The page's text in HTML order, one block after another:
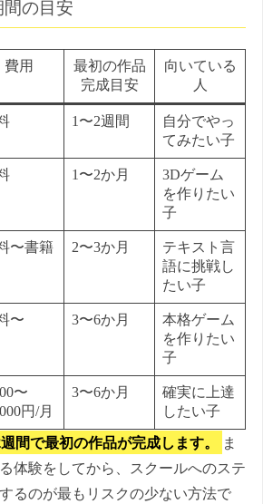
の目安
費用
最初の作品
完成目安
向いている
人
1〜2週間
自分でやっ
てみたい子
1〜2か月
3Dゲーム
を作りたい
子
〜書籍
2〜3か月
テキスト言
語に挑戦し
たい子
〜 3〜6か月
本格ゲーム
を作りたい
子
〜
円/月
3〜6か月
確実に上達
したい子
間で最初の作品が完成します。
ま
体験をしてから、スクールへのステ
るのが最もリスクの少ない方法で